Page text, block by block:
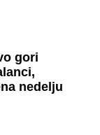
gori
nedelju